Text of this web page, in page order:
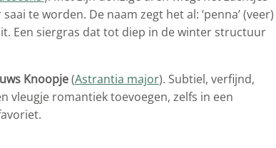
te worden. De naam zegt het al: ‘penna’ (veer)
Een siergras dat tot diep in de winter structuur
Knoopje(Astrantia major). Subtiel, verfijnd,
vleugje romantiek toevoegen, zelfs in een